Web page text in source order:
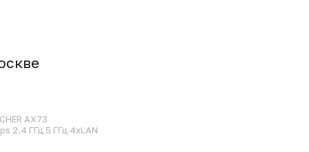
AX73
2.4 ГГц 5 ГГц 4xLAN